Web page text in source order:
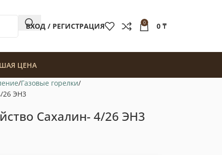
ВХОД / РЕГИСТРАЦИЯ 0 0 ₸
ЦЕНА
Газовые горелки
26 ЭН3
Сахалин- 4/26 ЭН3